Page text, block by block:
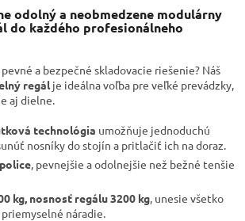
odolný a neobmedzene modulárny
do každého profesionálneho
a bezpečné skladovacie riešenie? Náš
regál je ideálna voľba pre veľké prevádzky,
aj dielne.
technológia umožňuje jednoduchú
nosníky do stojín a pritlačiť ich na doraz.
, pevnejšie a odolnejšie než bežné tenšie
kg, nosnosť regálu 3200 kg , unesie všetko
náradie.